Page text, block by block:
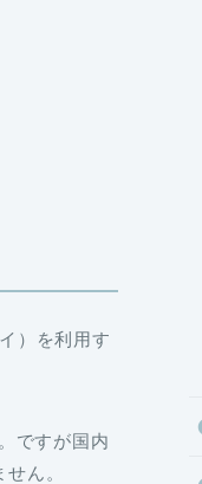
）を利用す
ですが国内
ん。